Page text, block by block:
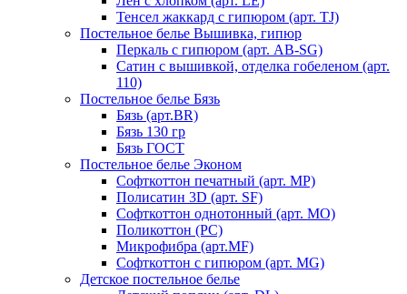
Тенсел жаккард с гипюром (арт. TJ)
Постельное белье Вышивка, гипюр
Перкаль с гипюром (арт. AB-SG)
Сатин с вышивкой, отделка гобеленом (арт.
110)
Постельное белье Бязь
Бязь (арт.BR)
Бязь 130 гр
Бязь ГОСТ
Постельное белье Эконом
Софткоттон печатный (арт. MР)
Полисатин 3D (арт. SF)
Софткоттон однотонный (арт. MO)
Поликоттон (PC)
Микрофибра (арт.MF)
Софткоттон с гипюром (арт. MG)
Детское постельное белье